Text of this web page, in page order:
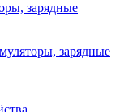
зарядные
зарядные